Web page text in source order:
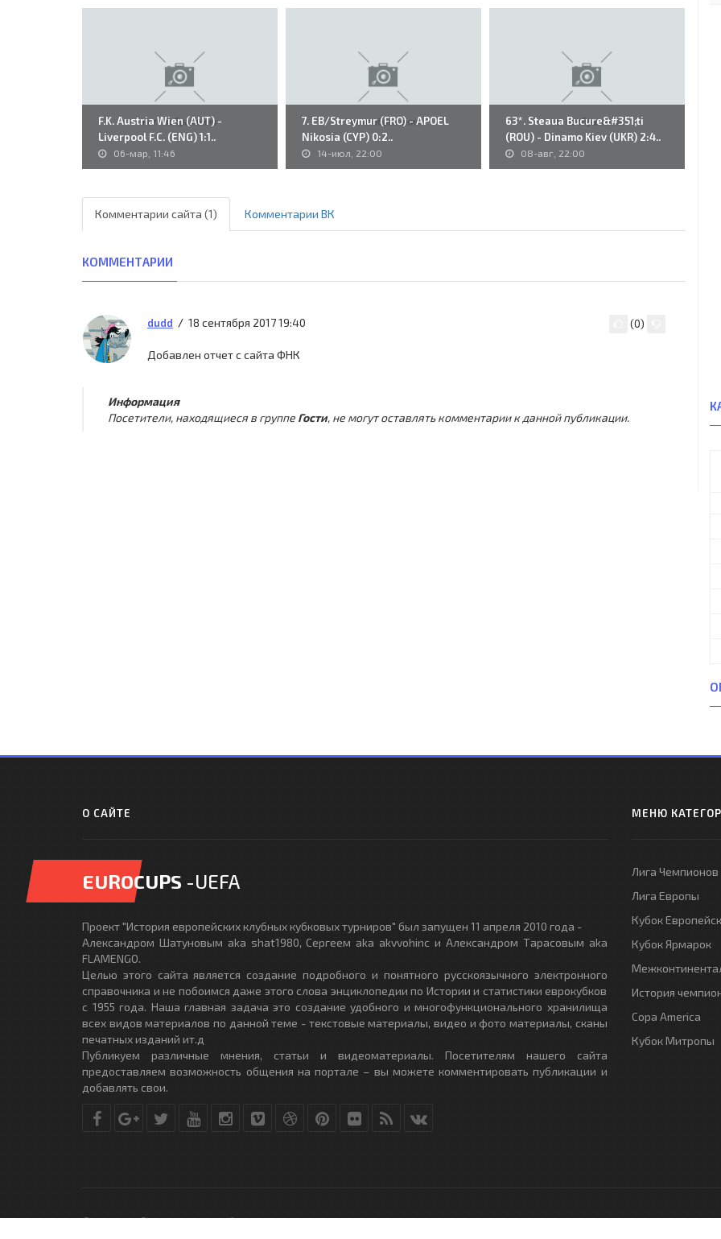
F.K. Austria Wien (AUT) -
Liverpool F.C. (ENG) 1:1..
06-мар, 11:46
7. EB/Streymur (FRO) - APOEL
Nikosia (CYP) 0:2..
14-июл, 22:00
63*. Steaua Bucure&#351;ti
(ROU) - Dinamo Kiev (UKR) 2:4..
08-авг, 22:00
Комментарии сайта (1) Комментарии ВК
КОММЕНТАРИИ
dudd 18 сентября 2017 19:40 (0)
Добавлен отчет с сайта ФНК
Информация
Посетители, находящиеся в группе Гости, не могут оставлять комментарии к данной публикации.
О САЙТЕ
EUROCUPS -UEFA
Проект "История европейских клубных кубковых турниров" был запущен 11 апреля 2010 года -
Александром Шатуновым aka shat1980, Сергеем aka akvvohinc и Александром Тарасовым aka
FLAMENGO.
Целью этого сайта является создание подробного и понятного русскоязычного электронного
справочника и не побоимся даже этого слова энциклопедии по Истории и статистики еврокубков
с 1955 года. Наша главная задача это создание удобного и многофункционального хранилища
всех видов материалов по данной теме - текстовые материалы, видео и фото материалы, сканы
печатных изданий ит.д
Публикуем различные мнения, статьи и видеоматериалы. Посетителям нашего сайта
предоставляем возможность общения на портале – вы можете комментировать публикации и
добавлять свои.
МЕНЮ
Лига Чемпионов
Лига Европы
Кубок
Кубок Ярмарок
История
Copa America
Кубок Митропы
© Copyright © 2010-2017. Разработано студиейDLE-THEME.RU- All Rights Reserved.